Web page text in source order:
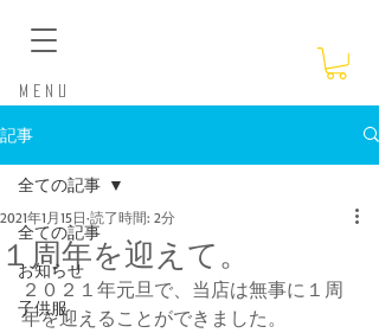
​Menu
記事
全ての記事
お知らせ
子供服
全ての記事
１周年を迎えて。
2021年1月15日 読了時間: 2分
２０２１年元旦で、当店は無事に１周
年を迎えることができました。